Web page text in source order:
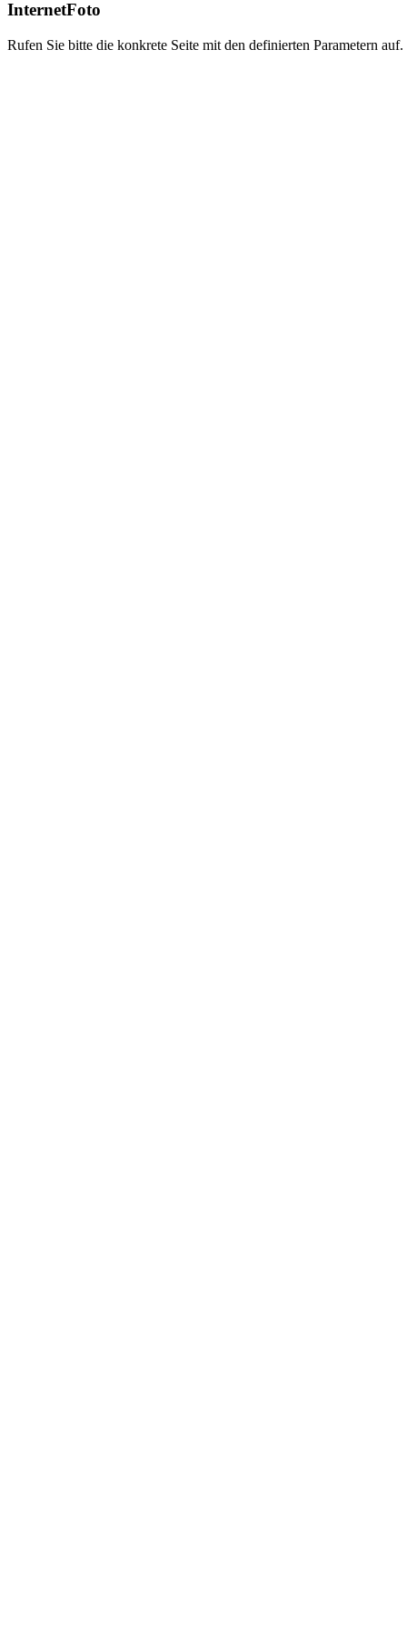
InternetFoto
Rufen Sie bitte die konkrete Seite mit den definierten Parametern auf.